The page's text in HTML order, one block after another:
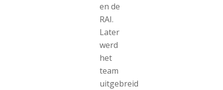
en de
RAI.
Later
werd
het
team
uitgebreid